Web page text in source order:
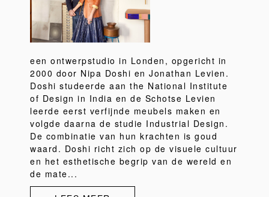
een ontwerpstudio in Londen, opgericht in
2000 door Nipa Doshi en Jonathan Levien.
Doshi studeerde aan the National Institute
of Design in India en de Schotse Levien
leerde eerst verfijnde meubels maken en
volgde daarna de studie Industrial Design.
De combinatie van hun krachten is goud
waard. Doshi richt zich op de visuele cultuur
en het esthetische begrip van de wereld en
de mate...